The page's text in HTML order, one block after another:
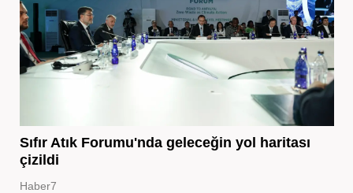
Sıfır Atık Forumu'nda geleceğin yol haritası
çizildi
Haber7